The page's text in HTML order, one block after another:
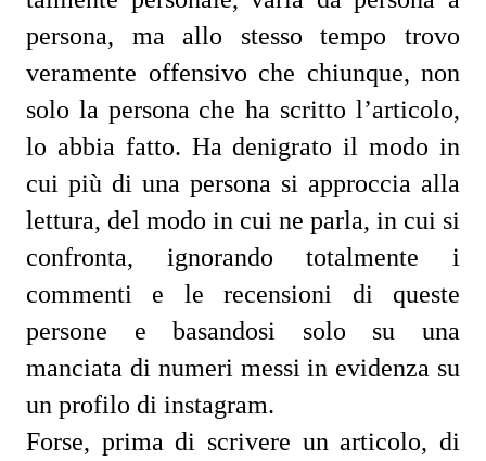
persona, ma allo stesso tempo trovo
veramente offensivo che chiunque, non
solo la persona che ha scritto l’articolo,
lo abbia fatto. Ha denigrato il modo in
cui più di una persona si approccia alla
lettura, del modo in cui ne parla, in cui si
confronta, ignorando totalmente i
commenti e le recensioni di queste
persone e basandosi solo su una
manciata di numeri messi in evidenza su
un profilo di instagram.
Forse, prima di scrivere un articolo, di